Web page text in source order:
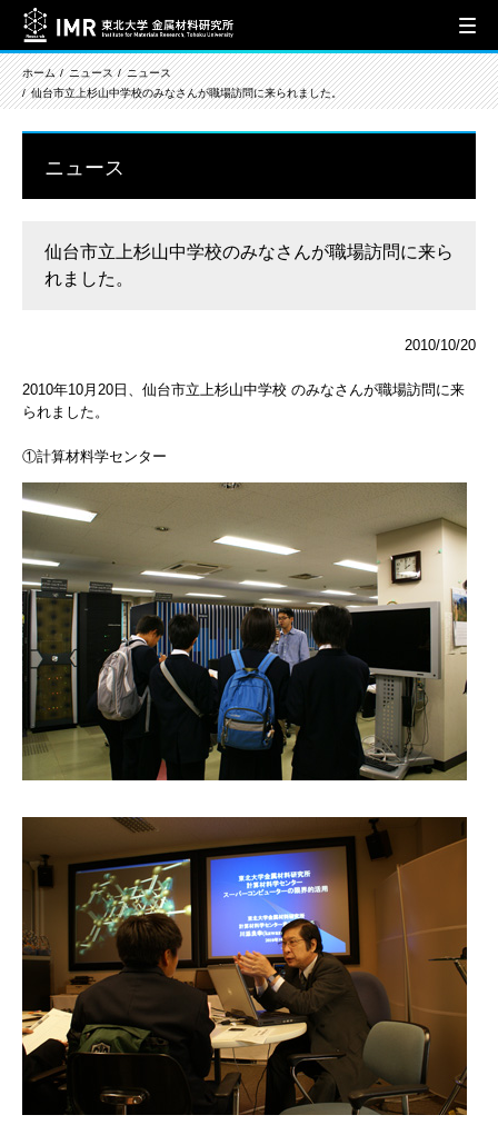
ホーム ニュース
ニュース
仙台市立上杉山中学校のみなさんが職場訪問に来られました。
ニュース
仙台市立上杉山中学校のみなさんが職場訪問に来ら
れました。
2010/10/20
2010年10月20日、仙台市立上杉山中学校 のみなさんが職場訪問に来
られました。
①計算材料学センター